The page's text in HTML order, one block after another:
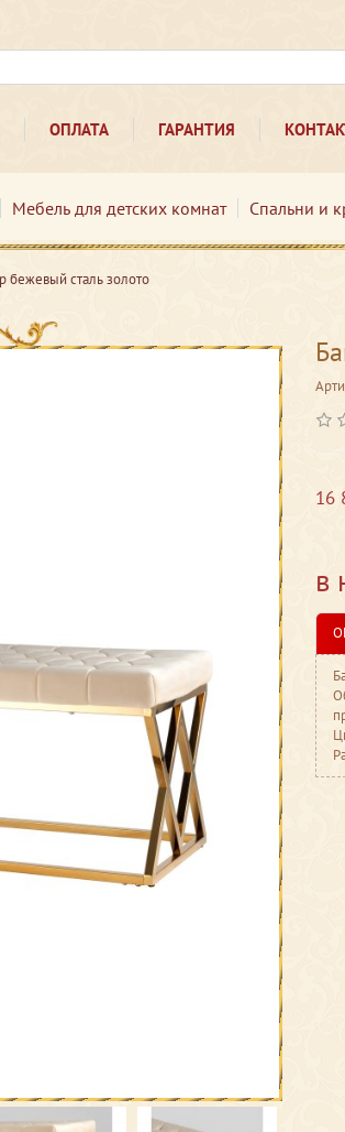
ОПЛАТА ГАРАНТИЯ
Мебель для детских комнат Спальни и
сталь золото
16
в